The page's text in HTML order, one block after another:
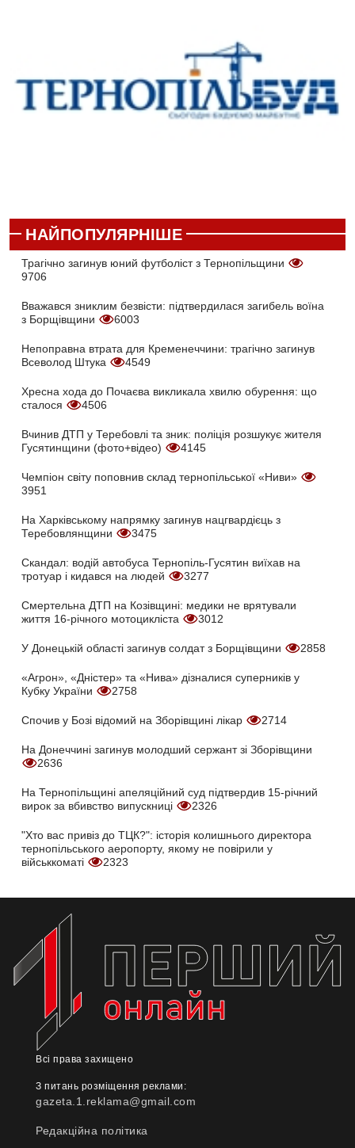
НАЙПОПУЛЯРНІШЕ
Трагічно загинув юний футболіст з Тернопільщини
9706
Вважався зниклим безвісти: підтвердилася загибель воїна
з Борщівщини
6003
Непоправна втрата для Кременеччини: трагічно загинув
Всеволод Штука
4549
Хресна хода до Почаєва викликала хвилю обурення: що
сталося
4506
Вчинив ДТП у Теребовлі та зник: поліція розшукує жителя
Гусятинщини (фото+відео)
4145
Чемпіон світу поповнив склад тернопільської «Ниви»
3951
На Харківському напрямку загинув нацгвардієць з
Теребовлянщини
3475
Скандал: водій автобуса Тернопіль-Гусятин виїхав на
тротуар і кидався на людей
3277
Смертельна ДТП на Козівщині: медики не врятували
життя 16-річного мотоцикліста
3012
У Донецькій області загинув солдат з Борщівщини 2858
«Агрон», «Дністер» та «Нива» дізналися суперників у
Кубку України
2758
Спочив у Бозі відомий на Зборівщині лікар 2714
На Донеччині загинув молодший сержант зі Зборівщини
2636
На Тернопільщині апеляційний суд підтвердив 15-річний
вирок за вбивство випускниці
2326
"Хто вас привіз до ТЦК?": історія колишнього директора
тернопільського аеропорту, якому не повірили у
військкоматі
2323
Всі права захищено
З питань розміщення реклами:
gazeta.1.reklama@gmail.com
Редакційна політика